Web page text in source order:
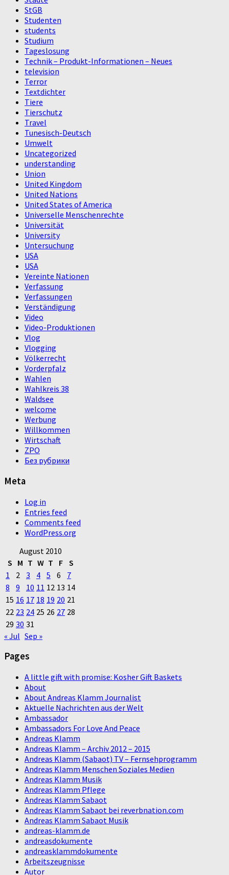
StGB
Studenten
students
Studium
Tageslosung
Technik – Produkt-Informationen – Neues
television
Terror
Textdichter
Tiere
Tierschutz
Travel
Tunesisch-Deutsch
Umwelt
Uncategorized
understanding
Union
United Kingdom
United Nations
United States of America
Universelle Menschenrechte
Universität
University
Untersuchung
USA
USA
Vereinte Nationen
Verfassung
Verfassungen
Verständigung
Video
Video-Produktionen
Vlog
Vlogging
Völkerrecht
Vorderpfalz
Wahlen
Wahlkreis 38
Waldsee
welcome
Werbung
Willkommen
Wirtschaft
ZPO
Без рубрики
Meta
Log in
Entries feed
Comments feed
WordPress.org
August 2010
S M T W T F S
1
2 3 4 5 6
7
8
9 10 11 12 13 14
15 16 17 18 19 20 21
22 23 24 25 26 27 28
29 30 31
« Jul Sep »
Pages
A little gift with promise: Kosher Gift Baskets
About
About Andreas Klamm Journalist
Aktuelle Nachrichten aus der Welt
Ambassador
Ambassadors For Love And Peace
Andreas Klamm
Andreas Klamm – Archiv 2012 – 2015
Andreas Klamm (Sabaot) TV – Fernsehprogramm
Andreas Klamm Menschen Soziales Medien
Andreas Klamm Musik
Andreas Klamm Pflege
Andreas Klamm Sabaot
Andreas Klamm Sabaot bei reverbnation.com
Andreas Klamm Sabaot Musik
andreas-klamm.de
andreasdokumente
andreasklammdokumente
Arbeitszeugnisse
Autor